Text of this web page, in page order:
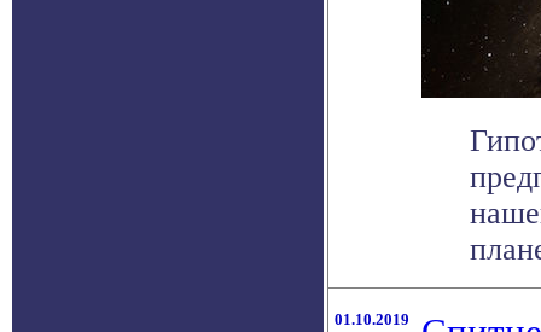
01.10.2019